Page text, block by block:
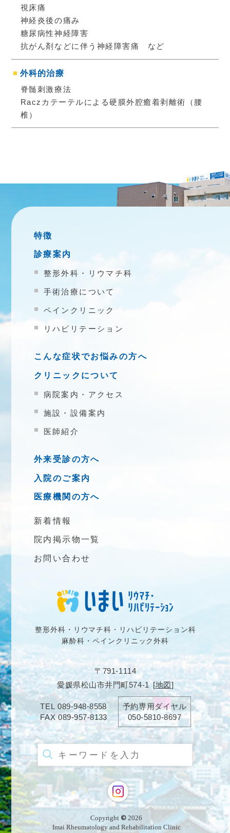
視床痛
神経炎後の痛み
糖尿病性神経障害
抗がん剤などに伴う神経障害痛 など
外科的治療
脊髄刺激療法
Raczカテーテルによる硬膜外腔癒着剥離術（腰
椎）
整形外科・リウマチ科・リハビリテーション科
麻酔科・ペインクリニック外科
〒791-1114
愛媛県松山市井門町574-1 [地図]
TEL 089-948-8558
FAX 089-957-8133
予約専用ダイヤル
050-5810-8697
Copyright © 2026
Imai Rheumatology and Rehabilitation Clinic
特徴
診療案内
整形外科・リウマチ科
手術治療について
ペインクリニック
リハビリテーション
こんな症状でお悩みの方へ
クリニックについて
病院案内・アクセス
施設・設備案内
医師紹介
外来受診の方へ
入院のご案内
医療機関の方へ
新着情報
院内掲示物一覧
お問い合わせ